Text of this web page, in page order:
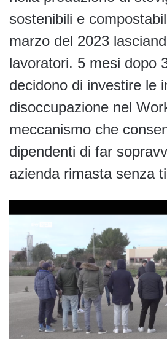
sostenibili e
marzo del 2023
lavoratori. 5 mesi dopo
decidono di investire le
disoccupazione nel
meccanismo che
dipendenti di far
azienda rimasta senza